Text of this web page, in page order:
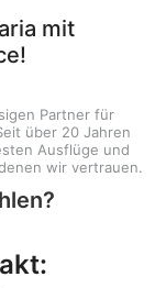
mit
Partner für
über 20 Jahren
Ausflüge und
wir vertrauen.